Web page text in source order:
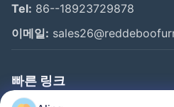
Tel: 86--18923729878
이메일:
빠른 링크